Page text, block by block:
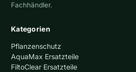
Fachhändler.
Kategorien
Pflanzenschutz
AquaMax Ersatzteile
FiltoClear Ersatzteile